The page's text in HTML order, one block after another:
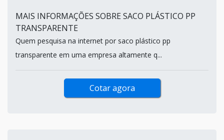
MAIS INFORMAÇÕES SOBRE SACO PLÁSTICO PP
TRANSPARENTE
Quem pesquisa na internet por saco plástico pp
transparente em uma empresa altamente q...
Cotar agora